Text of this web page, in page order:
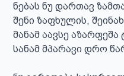
ნებას ნუ დართავ
შენი ზაფხულის,
მანამ აავსე
სანამ მპარავი დრო